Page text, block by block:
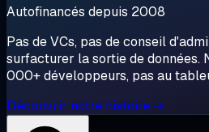
Autofinancés depuis 2008
Pas de VCs, pas de conseil
surfacturer la sortie de données.
000+ développeurs, pas au
Découvrir notre histoire →